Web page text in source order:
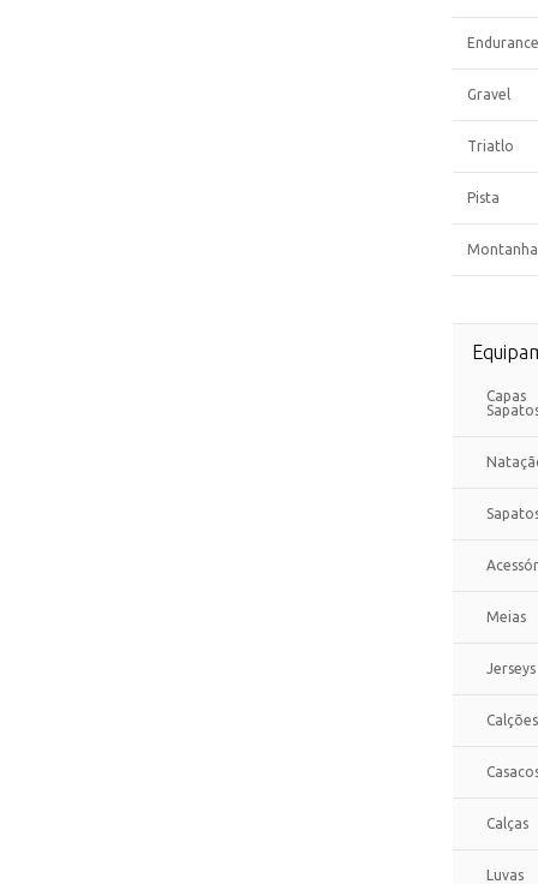
Endurance
Gravel
Triatlo
Pista
Montanha
Capas
Meias
Jerseys
Calções
Calças
Luvas